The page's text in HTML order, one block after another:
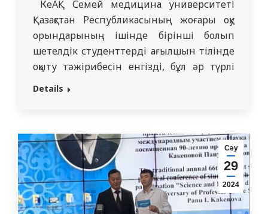
КеАҚ Семей медицина университеті
Қазақстан Республикасының жоғары оқу
орындарының ішінде бірінші болып
шетелдік студенттерді ағылшын тілінде
оқыту тәжірибесін енгізді, бұл әр түрлі
елдерден, негізінен Үндістан мен
және денсаулық сақтау саласының
басшылары болып, өз кәсіптік саласында
айтарлықтай жетістіктерге жетті,
студенттік шақта, білім алу кезінде, қарым-
қатынаста…
Details
Сәу
29
2024